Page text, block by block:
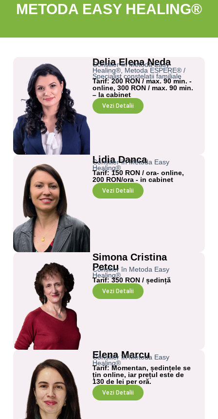
METODA EASY HEALING®
Delia Elena Neda
Consilier în Metoda Easy
Healing®, Metoda ESPERE® /
Specialist constelații familiale
Tarif: 200 RON / max. 90 min. -
online, 300 RON / max. 90 min.
– la cabinet
Vezi Detalii
Lidia Danca
Consilier în Metoda Easy
Healing®
Tarif: 150 RON / ora- online,
200 RON/ora - in cabinet
Vezi Detalii
Simona Cristina
Petcu
Consilier în Metoda Easy
Healing®
Tarif: 350 RON / ședință
Vezi Detalii
Elena Marcu
Consilier în Metoda Easy
Healing®
Tarif: Momentan, ședințele se
țin online, iar prețul este de
130 de lei per oră.
Vezi Detalii